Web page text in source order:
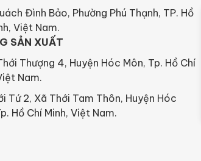
Đình Bảo, Phường Phú Thạnh, TP. Hồ
Việt Nam.
SẢN XUẤT
Thượng 4, Huyện Hóc Môn, Tp. Hồ Chí
Nam.
Tứ 2, Xã Thới Tam Thôn, Huyện Hóc
Hồ Chí Minh, Việt Nam.